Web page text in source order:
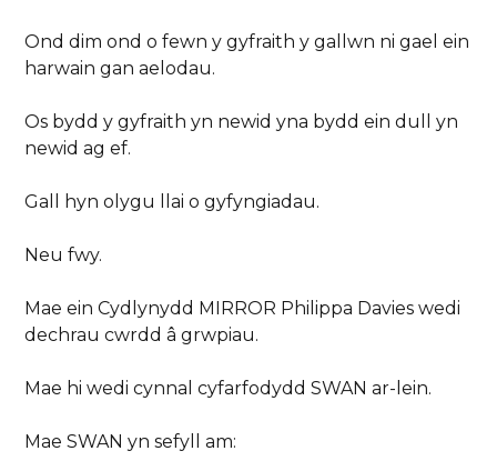
Ond dim ond o fewn y gyfraith y gallwn ni gael ein
harwain gan aelodau.
Os bydd y gyfraith yn newid yna bydd ein dull yn
newid ag ef.
Gall hyn olygu llai o gyfyngiadau.
Neu fwy.
Mae ein Cydlynydd MIRROR Philippa Davies wedi
dechrau cwrdd â grwpiau.
Mae hi wedi cynnal cyfarfodydd SWAN ar-lein.
Mae SWAN yn sefyll am: